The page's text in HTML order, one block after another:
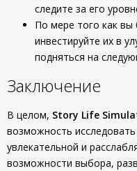
следите за его
По мере того как вы
инвестируйте их в
подняться на
Заключение
В целом, Story Life
возможность
увлекательной и
возможности выбора,